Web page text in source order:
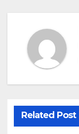
Related Post